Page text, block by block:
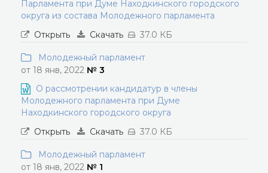
Парламента при Думе Находкинского городского
округа из состава Молодежного парламента
Открыть
Скачать 37.0 КБ
Молодежный парламент
от 18 янв, 2022 № 3
О рассмотрении кандидатур в члены
Молодежного парламента при Думе
Находкинского городского округа
Открыть
Скачать 37.0 КБ
Молодежный парламент
от 18 янв, 2022 № 1